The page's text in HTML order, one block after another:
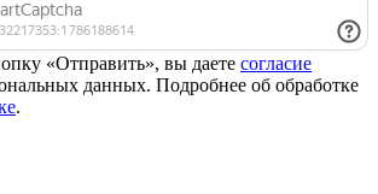
«Отправить», вы даете согласие
данных. Подробнее об обработке
.